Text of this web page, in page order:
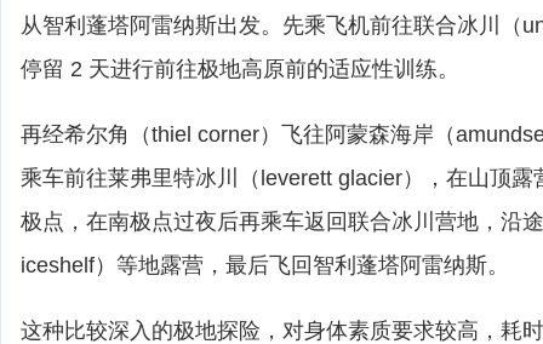
从智利蓬塔阿雷纳斯出发。先乘飞机前往联合冰川（
停留 2 天进行前往极地高原前的适应性训练。
再经希尔角（thiel corner）飞往阿蒙森海岸（
乘车前往莱弗里特冰川（leverett glacier），在山顶露
极点，在南极点过夜后再乘车返回联合冰川营地，沿
iceshelf）等地露营，最后飞回智利蓬塔阿雷纳斯。
这种比较深入的极地探险，对身体素质要求较高，耗